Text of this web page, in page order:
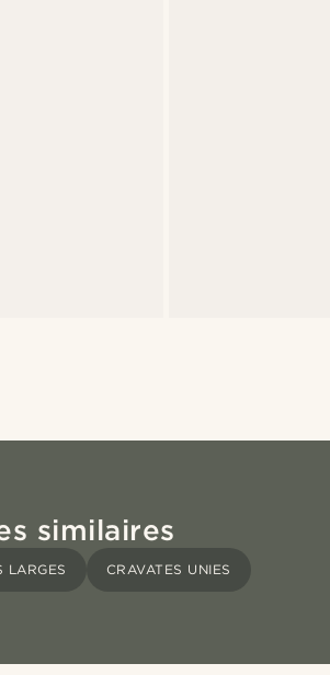
similaires
LARGES CRAVATES UNIES